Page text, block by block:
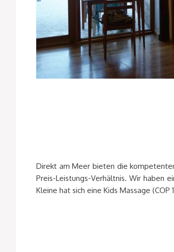
Direkt am Meer bieten die
Preis-Leistungs-Verhältnis. Wir haben
Kleine hat sich eine Kids Massage (COP